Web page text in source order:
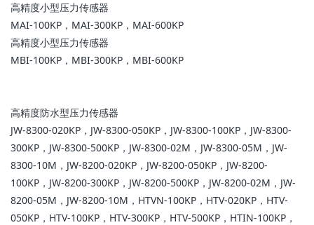
高精度小型压力传感器
MAI-100KP，MAI-300KP，MAI-600KP
高精度小型压力传感器
MBI-100KP，MBI-300KP，MBI-600KP
高精度防水型压力传感器
JW-8300-020KP，JW-8300-050KP，JW-8300-100KP，JW-8300-
300KP，JW-8300-500KP，JW-8300-02M，JW-8300-05M，JW-
8300-10M，JW-8200-020KP，JW-8200-050KP，JW-8200-
100KP，JW-8200-300KP，JW-8200-500KP，JW-8200-02M，JW-
8200-05M，JW-8200-10M，HTVN-100KP，HTV-020KP，HTV-
050KP，HTV-100KP，HTV-300KP，HTV-500KP，HTIN-100KP，